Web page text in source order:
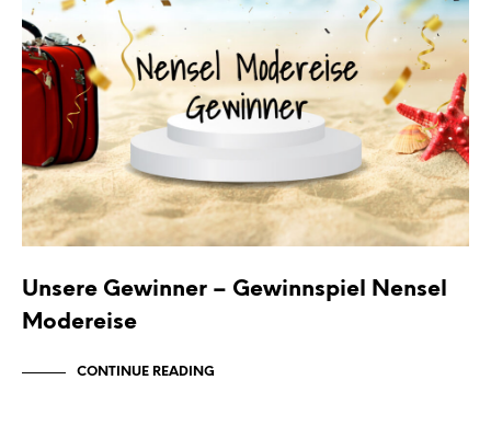
Unsere Gewinner – Gewinnspiel Nensel
Modereise
CONTINUE READING